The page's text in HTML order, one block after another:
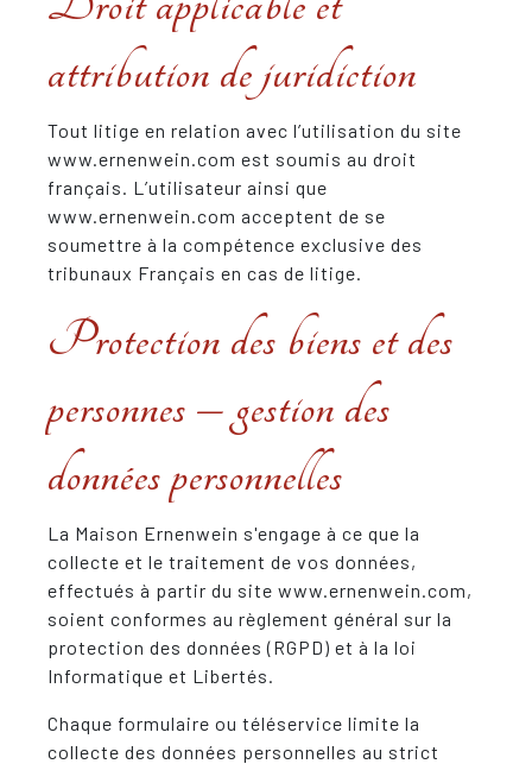
attribution de juridiction
Tout litige en relation avec l’utilisation du site
www.ernenwein.com est soumis au droit
français. L’utilisateur ainsi que
www.ernenwein.com acceptent de se
soumettre à la compétence exclusive des
tribunaux Français en cas de litige.
Protection des biens et des
personnes – gestion des
données personnelles
La Maison Ernenwein s'engage à ce que la
collecte et le traitement de vos données,
effectués à partir du site www.ernenwein.com,
soient conformes au règlement général sur la
protection des données (RGPD) et à la loi
Informatique et Libertés.
Chaque formulaire ou téléservice limite la
collecte des données personnelles au strict